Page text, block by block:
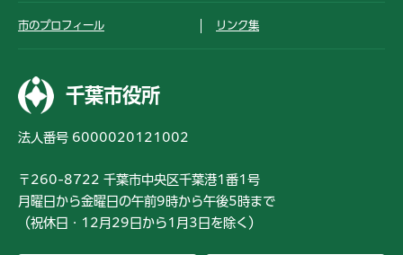
市のプロフィール リンク集
千葉市役所
法人番号 6000020121002
〒260-8722 千葉市中央区千葉港1番1号
月曜日から金曜日の午前9時から午後5時まで
（祝休日・12月29日から1月3日を除く）